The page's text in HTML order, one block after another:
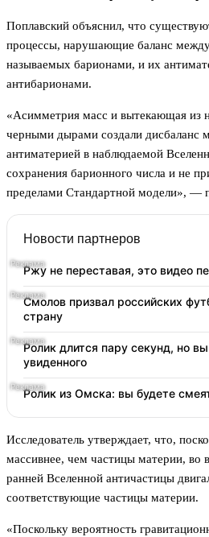
Поплавский объяснил, что
процессы, нарушающие баланс
называемых барионами, и их
антибарионами.
«Асимметрия масс и вытекающая из
черными дырами создали дисбаланс
антиматерией в наблюдаемой
сохранения барионного числа и не
пределами Стандартной модели», —
Новости партнеров
Ржу не переставая, это видео
Смолов призвал российских
страну
Ролик длится пару секунд, но
увиденного
Ролик из Омска: вы будете
Исследователь утверждает, что,
массивнее, чем частицы материи, во
ранней Вселенной античастицы
соответствующие частицы материи.
«Поскольку вероятность